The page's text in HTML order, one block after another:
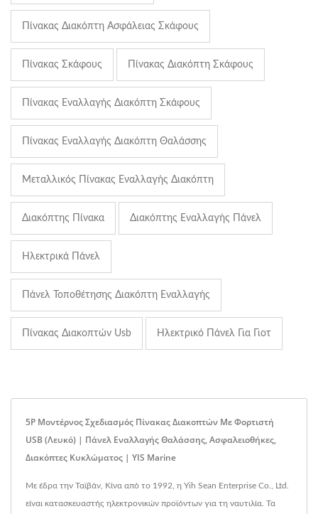
Πίνακας Διακόπτη Ασφάλειας Σκάφους
Πίνακας Σκάφους Πίνακας Διακόπτη Σκάφους
Πίνακας Εναλλαγής Διακόπτη Σκάφους
Πίνακας Εναλλαγής Διακόπτη Θαλάσσης
Μεταλλικός Πίνακας Εναλλαγής Διακόπτη
Διακόπτης Πίνακα Διακόπτης Εναλλαγής Πάνελ
Ηλεκτρικά Πάνελ
Πάνελ Τοποθέτησης Διακόπτη Εναλλαγής
Πίνακας Διακοπτών Usb Ηλεκτρικό Πάνελ Για Γιοτ
5P Μοντέρνος Σχεδιασμός Πίνακας Διακοπτών Με Φορτιστή
USB (Λευκό) | Πάνελ Εναλλαγής Θαλάσσης, Ασφαλειοθήκες,
Διακόπτες Κυκλώματος | YIS Marine
Με έδρα την Ταϊβάν, Κίνα από το 1992, η Yih Sean Enterprise Co., Ltd.
είναι κατασκευαστής ηλεκτρονικών προϊόντων για τη ναυτιλία. Τα